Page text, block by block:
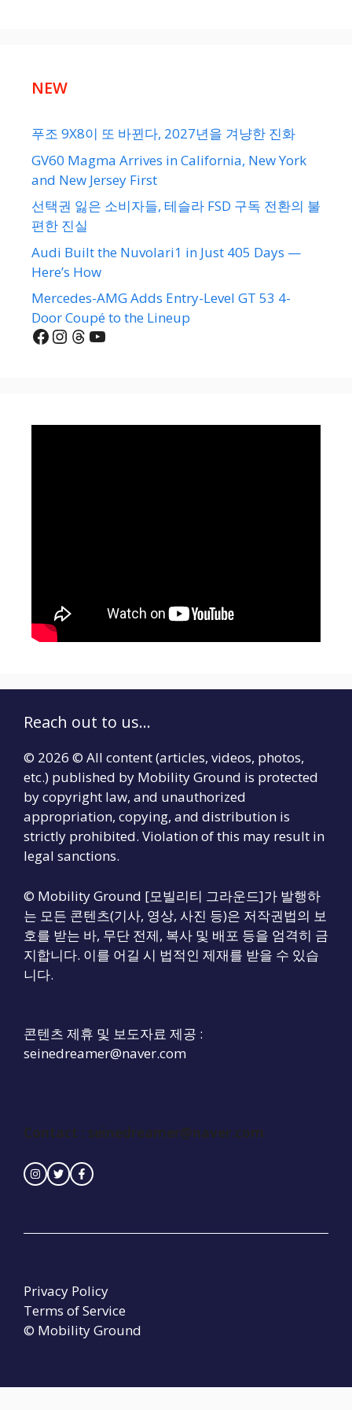
NEW
푸조 9X8이 또 바뀐다, 2027년을 겨냥한 진화
GV60 Magma Arrives in California, New York
and New Jersey First
선택권 잃은 소비자들, 테슬라 FSD 구독 전환의 불
편한 진실
Audi Built the Nuvolari1 in Just 405 Days —
Here’s How
Mercedes-AMG Adds Entry-Level GT 53 4-
Door Coupé to the Lineup
Facebook
Instagram
Threads
YouTube
Reach out to us...
© 2026 © All content (articles, videos, photos,
etc.) published by Mobility Ground is protected
by copyright law, and unauthorized
appropriation, copying, and distribution is
strictly prohibited. Violation of this may result in
legal sanctions.
© Mobility Ground [모빌리티 그라운드]가 발행하
는 모든 콘텐츠(기사, 영상, 사진 등)은 저작권법의 보
호를 받는 바, 무단 전제, 복사 및 배포 등을 엄격히 금
지합니다. 이를 어길 시 법적인 제재를 받을 수 있습
니다.
콘텐츠 제휴 및 보도자료 제공 :
seinedreamer@naver.com
Contact : seinedreamer@naver.com
© Mobility Ground
Privacy Policy
Terms of Service